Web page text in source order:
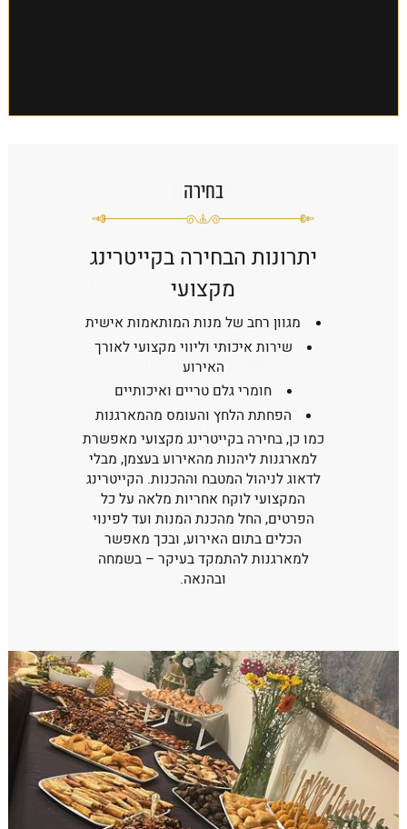
פחזניות מצופה קרמבל
בראוניז אישי
מיני מילפה מילוי מסקרפונה
מיני סברינות
סיגרים מילוי פיסוקים ואגוזים
פריך אישי ריבת חלב
בחירה
יתרונות הבחירה בקייטרינג
מקצועי
מגוון רחב של מנות המותאמות אישית
שירות איכותי וליווי מקצועי לאורך
האירוע
חומרי גלם טריים ואיכותיים
הפחתת הלחץ והעומס מהמארגנות
כמו כן, בחירה בקייטרינג מקצועי מאפשרת
למארגנות ליהנות מהאירוע בעצמן, מבלי
לדאוג לניהול המטבח וההכנות. הקייטרינג
המקצועי לוקח אחריות מלאה על כל
הפרטים, החל מהכנת המנות ועד לפינוי
הכלים בתום האירוע, ובכך מאפשר
למארגנות להתמקד בעיקר – בשמחה
ובהנאה.